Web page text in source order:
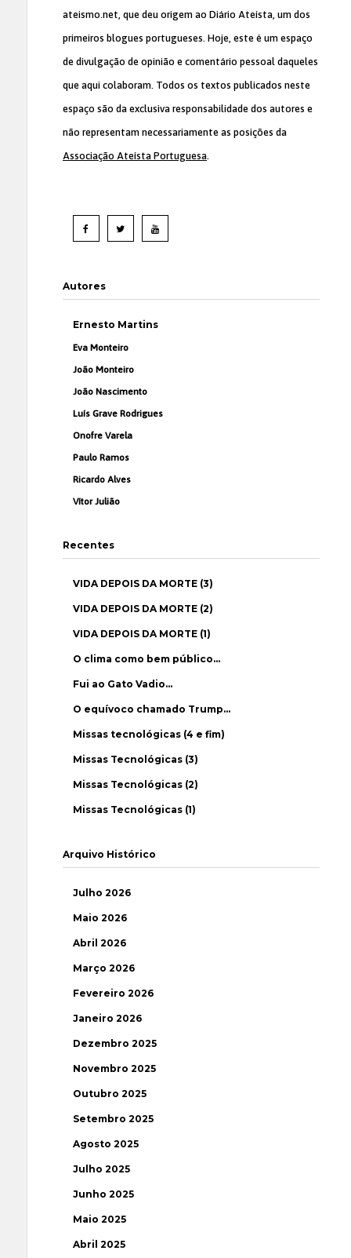
ateismo.net, que deu origem ao Diário Ateísta, um dos
primeiros blogues portugueses. Hoje, este é um espaço
de divulgação de opinião e comentário pessoal daqueles
que aqui colaboram. Todos os textos publicados neste
espaço são da exclusiva responsabilidade dos autores e
não representam necessariamente as posições da
Associação Ateísta Portuguesa.
Autores
Ernesto Martins
Eva Monteiro
João Monteiro
João Nascimento
Luís Grave Rodrigues
Onofre Varela
Paulo Ramos
Ricardo Alves
Vítor Julião
Recentes
VIDA DEPOIS DA MORTE (3)
VIDA DEPOIS DA MORTE (2)
VIDA DEPOIS DA MORTE (1)
O clima como bem público…
Fui ao Gato Vadio…
O equívoco chamado Trump…
Missas tecnológicas (4 e fim)
Missas Tecnológicas (3)
Missas Tecnológicas (2)
Missas Tecnológicas (1)
Arquivo Histórico
Julho 2026
Maio 2026
Abril 2026
Março 2026
Fevereiro 2026
Janeiro 2026
Dezembro 2025
Novembro 2025
Outubro 2025
Setembro 2025
Agosto 2025
Julho 2025
Junho 2025
Maio 2025
Abril 2025